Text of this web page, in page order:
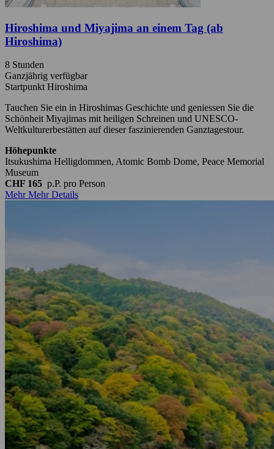
Hiroshima und Miyajima an einem Tag (ab
Hiroshima)
8 Stunden
Ganzjährig verfügbar
Startpunkt Hiroshima
Tauchen Sie ein in Hiroshimas Geschichte und geniessen Sie die
Schönheit Miyajimas mit heiligen Schreinen und UNESCO-
Weltkulturerbestätten auf dieser faszinierenden Ganztagestour.
Höhepunkte
Itsukushima Helligdommen, Atomic Bomb Dome, Peace Memorial
Museum
CHF 165 p.P. pro Person
Mehr Mehr Details